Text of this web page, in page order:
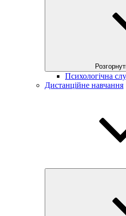
Психологічна
Дистанційне навчання